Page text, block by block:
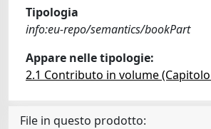
Tipologia
info:eu-repo/semantics/bookPart
Appare nelle tipologie:
2.1 Contributo in volume
File in questo prodotto: